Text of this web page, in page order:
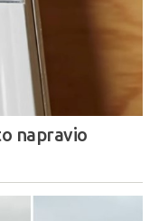
napravio